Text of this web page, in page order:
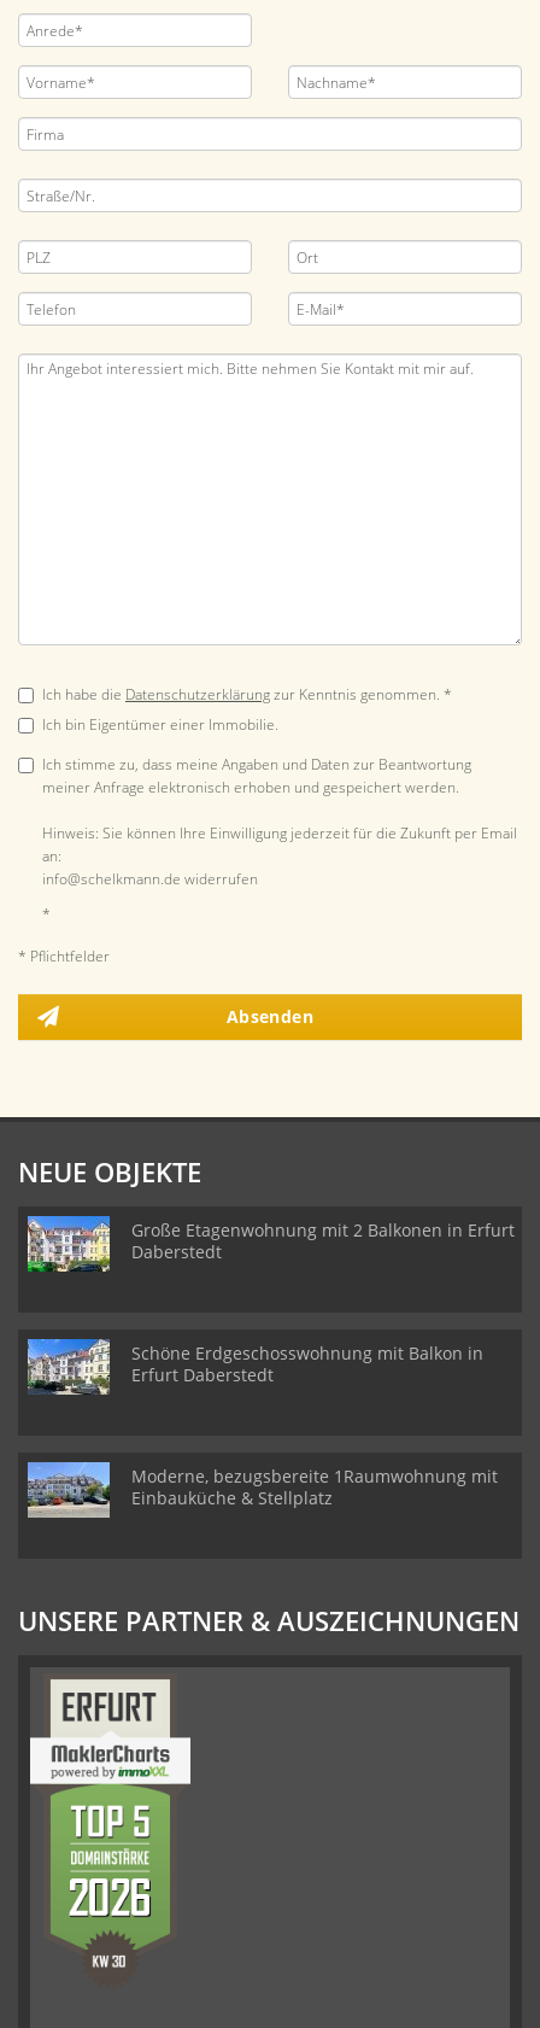
Ich habe die Datenschutzerklärungzur Kenntnis genommen. *
Ich bin Eigentümer einer Immobilie.
Ich stimme zu, dass meine Angaben und Daten zur Beantwortung
meiner Anfrage elektronisch erhoben und gespeichert werden.
Hinweis: Sie können Ihre Einwilligung jederzeit für die Zukunft per Email
an:
info@schelkmann.de widerrufen
*
* Pflichtfelder
Absenden
NEUE OBJEKTE
Große Etagenwohnung mit 2 Balkonen in Erfurt
Daberstedt
Schöne Erdgeschosswohnung mit Balkon in
Erfurt Daberstedt
Moderne, bezugsbereite 1Raumwohnung mit
Einbauküche & Stellplatz
UNSERE PARTNER & AUSZEICHNUNGEN